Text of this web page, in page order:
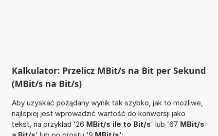
Kalkulator: Przelicz MBit/s na Bit per Sekund
(MBit/s na Bit/s)
Aby uzyskać pożądany wynik tak szybko, jak to możliwe,
najlepiej jest wprowadzić wartość do konwersji jako
tekst, na przykład '26 MBit/s ile to Bit/s' lub '67 MBit/s